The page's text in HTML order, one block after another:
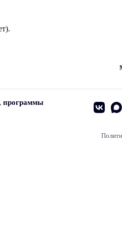
программы